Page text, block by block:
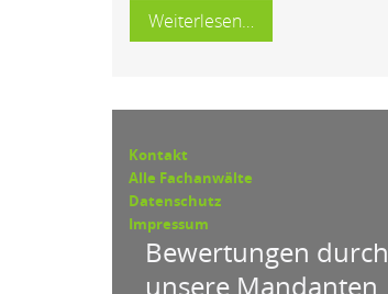
Weiterlesen…
Kontakt
Alle Fachanwälte
Datenschutz
Impressum
Bewertungen durch
unsere Mandanten